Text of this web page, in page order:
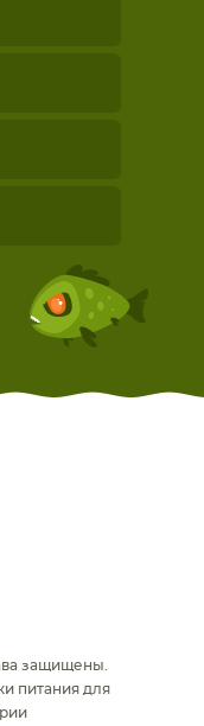
защищены.
питания для